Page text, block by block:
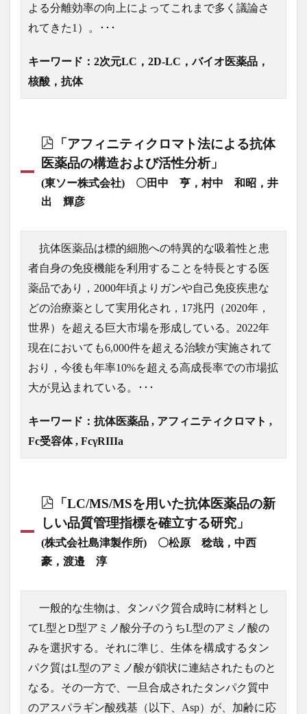
よる分離効率の向上によってこれまで多く議論さ
れてきた1）。･･･
キーワード：2次元LC，2D-LC，バイオ医薬品，
核酸，抗体
「アフィニティクロマト法による抗体
医薬品の構造および活性分析」
(東ソー株式会社) 〇田中 亨，村中 和昭，井
出 輝彦
抗体医薬品は標的細胞への特異的な吸着性と患
者自身の免疫機能を利用することを特長とする医
薬品であり，2000年頃よりガンや自己免疫疾患な
どの治療薬として実用化され，17兆円（2020年，
世界）を超える巨大市場を形成している。2022年
現在においても6,000件を超える治験が実施されて
おり，今後も年率10%を超える高成長率での市場拡
大が見込まれている。･･･
キーワード：抗体医薬品 , アフィニティクロマト ,
Fc受容体 , FcγRIIIa
「LC/MS/MSを用いた抗体医薬品の新
しい品質管理指標を確立する研究」
(株式会社島津製作所) 〇松原 稔哉，中西
豪，渡邉 淳
一般的な生物は、タンパク質合成時に材料とし
てL型とD型アミノ酸分子のうちL型のアミノ酸の
みを選択する。それに準じ、生体を構成するタン
パク質はL型のアミノ酸が鎖状に連結されたものと
なる。その一方で、一旦合成されたタンパク質中
のアスパラギン酸残基（以下、Asp）が、加齢に応